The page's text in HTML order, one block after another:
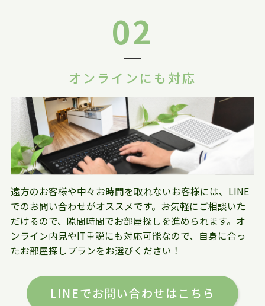
02
オンラインにも対応
遠方のお客様や中々お時間を取れないお客様には、LINE
でのお問い合わせがオススメです。お気軽にご相談いた
だけるので、隙間時間でお部屋探しを進められます。オ
ンライン内見やIT重説にも対応可能なので、自身に合っ
たお部屋探しプランをお選びください！
LINEでお問い合わせはこちら